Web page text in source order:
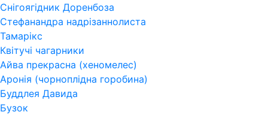
Снігоягідник Доренбоза
Стефанандра надрізаннолиста
Тамарікс
Квітучі чагарники
Айва прекрасна (хеномелес)
Аронія (чорноплідна горобина)
Буддлея Давида
Бузок